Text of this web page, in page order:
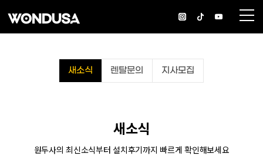
새소식 렌탈문의 지사모집
새소식
원두사의 최신소식부터 설치후기까지 빠르게 확인해보세요